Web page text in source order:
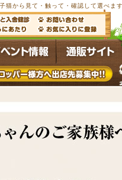
猫から見て・触って・確認して選べま